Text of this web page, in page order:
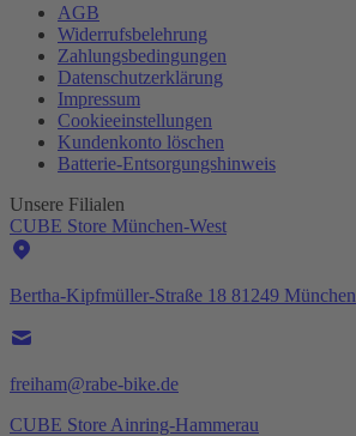
AGB
Widerrufsbelehrung
Zahlungsbedingungen
Datenschutzerklärung
Impressum
Cookieeinstellungen
Kundenkonto löschen
Batterie-Entsorgungshinweis
Unsere Filialen
CUBE Store München-West
Bertha-Kipfmüller-Straße 18 81249 München
freiham@rabe-bike.de
CUBE Store Ainring-Hammerau